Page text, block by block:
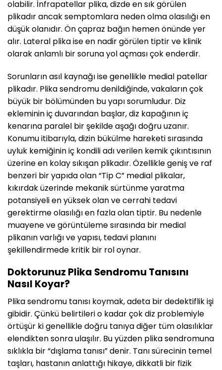
olabilir. İnfrapatellar plika, dizde en sık görülen
plikadır ancak semptomlara neden olma olasılığı en
düşük olanıdır. Ön çapraz bağın hemen önünde yer
alır. Lateral plika ise en nadir görülen tiptir ve klinik
olarak anlamlı bir soruna yol açması çok enderdir.
Sorunların asıl kaynağı ise genellikle medial patellar
plikadır. Plika sendromu denildiğinde, vakaların çok
büyük bir bölümünden bu yapı sorumludur. Diz
ekleminin iç duvarından başlar, diz kapağının iç
kenarına paralel bir şekilde aşağı doğru uzanır.
Konumu itibarıyla, dizin bükülme hareketi sırasında
uyluk kemiğinin iç kondili adı verilen kemik çıkıntısının
üzerine en kolay sıkışan plikadır. Özellikle geniş ve raf
benzeri bir yapıda olan “Tip C” medial plikalar,
kıkırdak üzerinde mekanik sürtünme yaratma
potansiyeli en yüksek olan ve cerrahi tedavi
gerektirme olasılığı en fazla olan tiptir. Bu nedenle
muayene ve görüntüleme sırasında bir medial
plikanın varlığı ve yapısı, tedavi planını
şekillendirmede kritik bir rol oynar.
Doktorunuz Plika Sendromu Tanısını
Nasıl Koyar?
Plika sendromu tanısı koymak, adeta bir dedektiflik işi
gibidir. Çünkü belirtileri o kadar çok diz problemiyle
örtüşür ki genellikle doğru tanıya diğer tüm olasılıklar
elendikten sonra ulaşılır. Bu yüzden plika sendromuna
sıklıkla bir “dışlama tanısı” denir. Tanı sürecinin temel
taşları, hastanın anlattığı hikaye, dikkatli bir fizik